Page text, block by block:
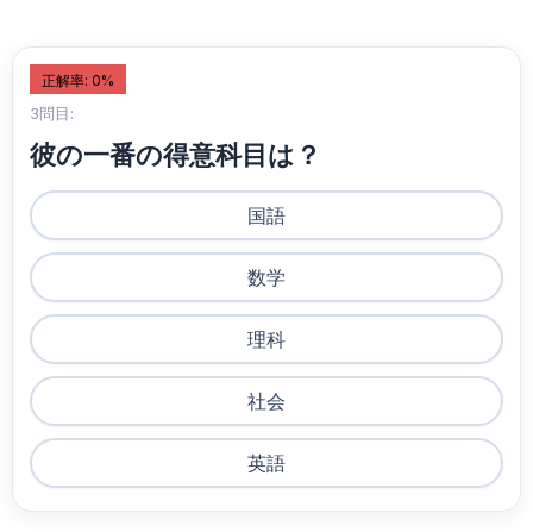
正解率: 0%
3問目:
彼の一番の得意科目は？
国語
数学
理科
社会
英語